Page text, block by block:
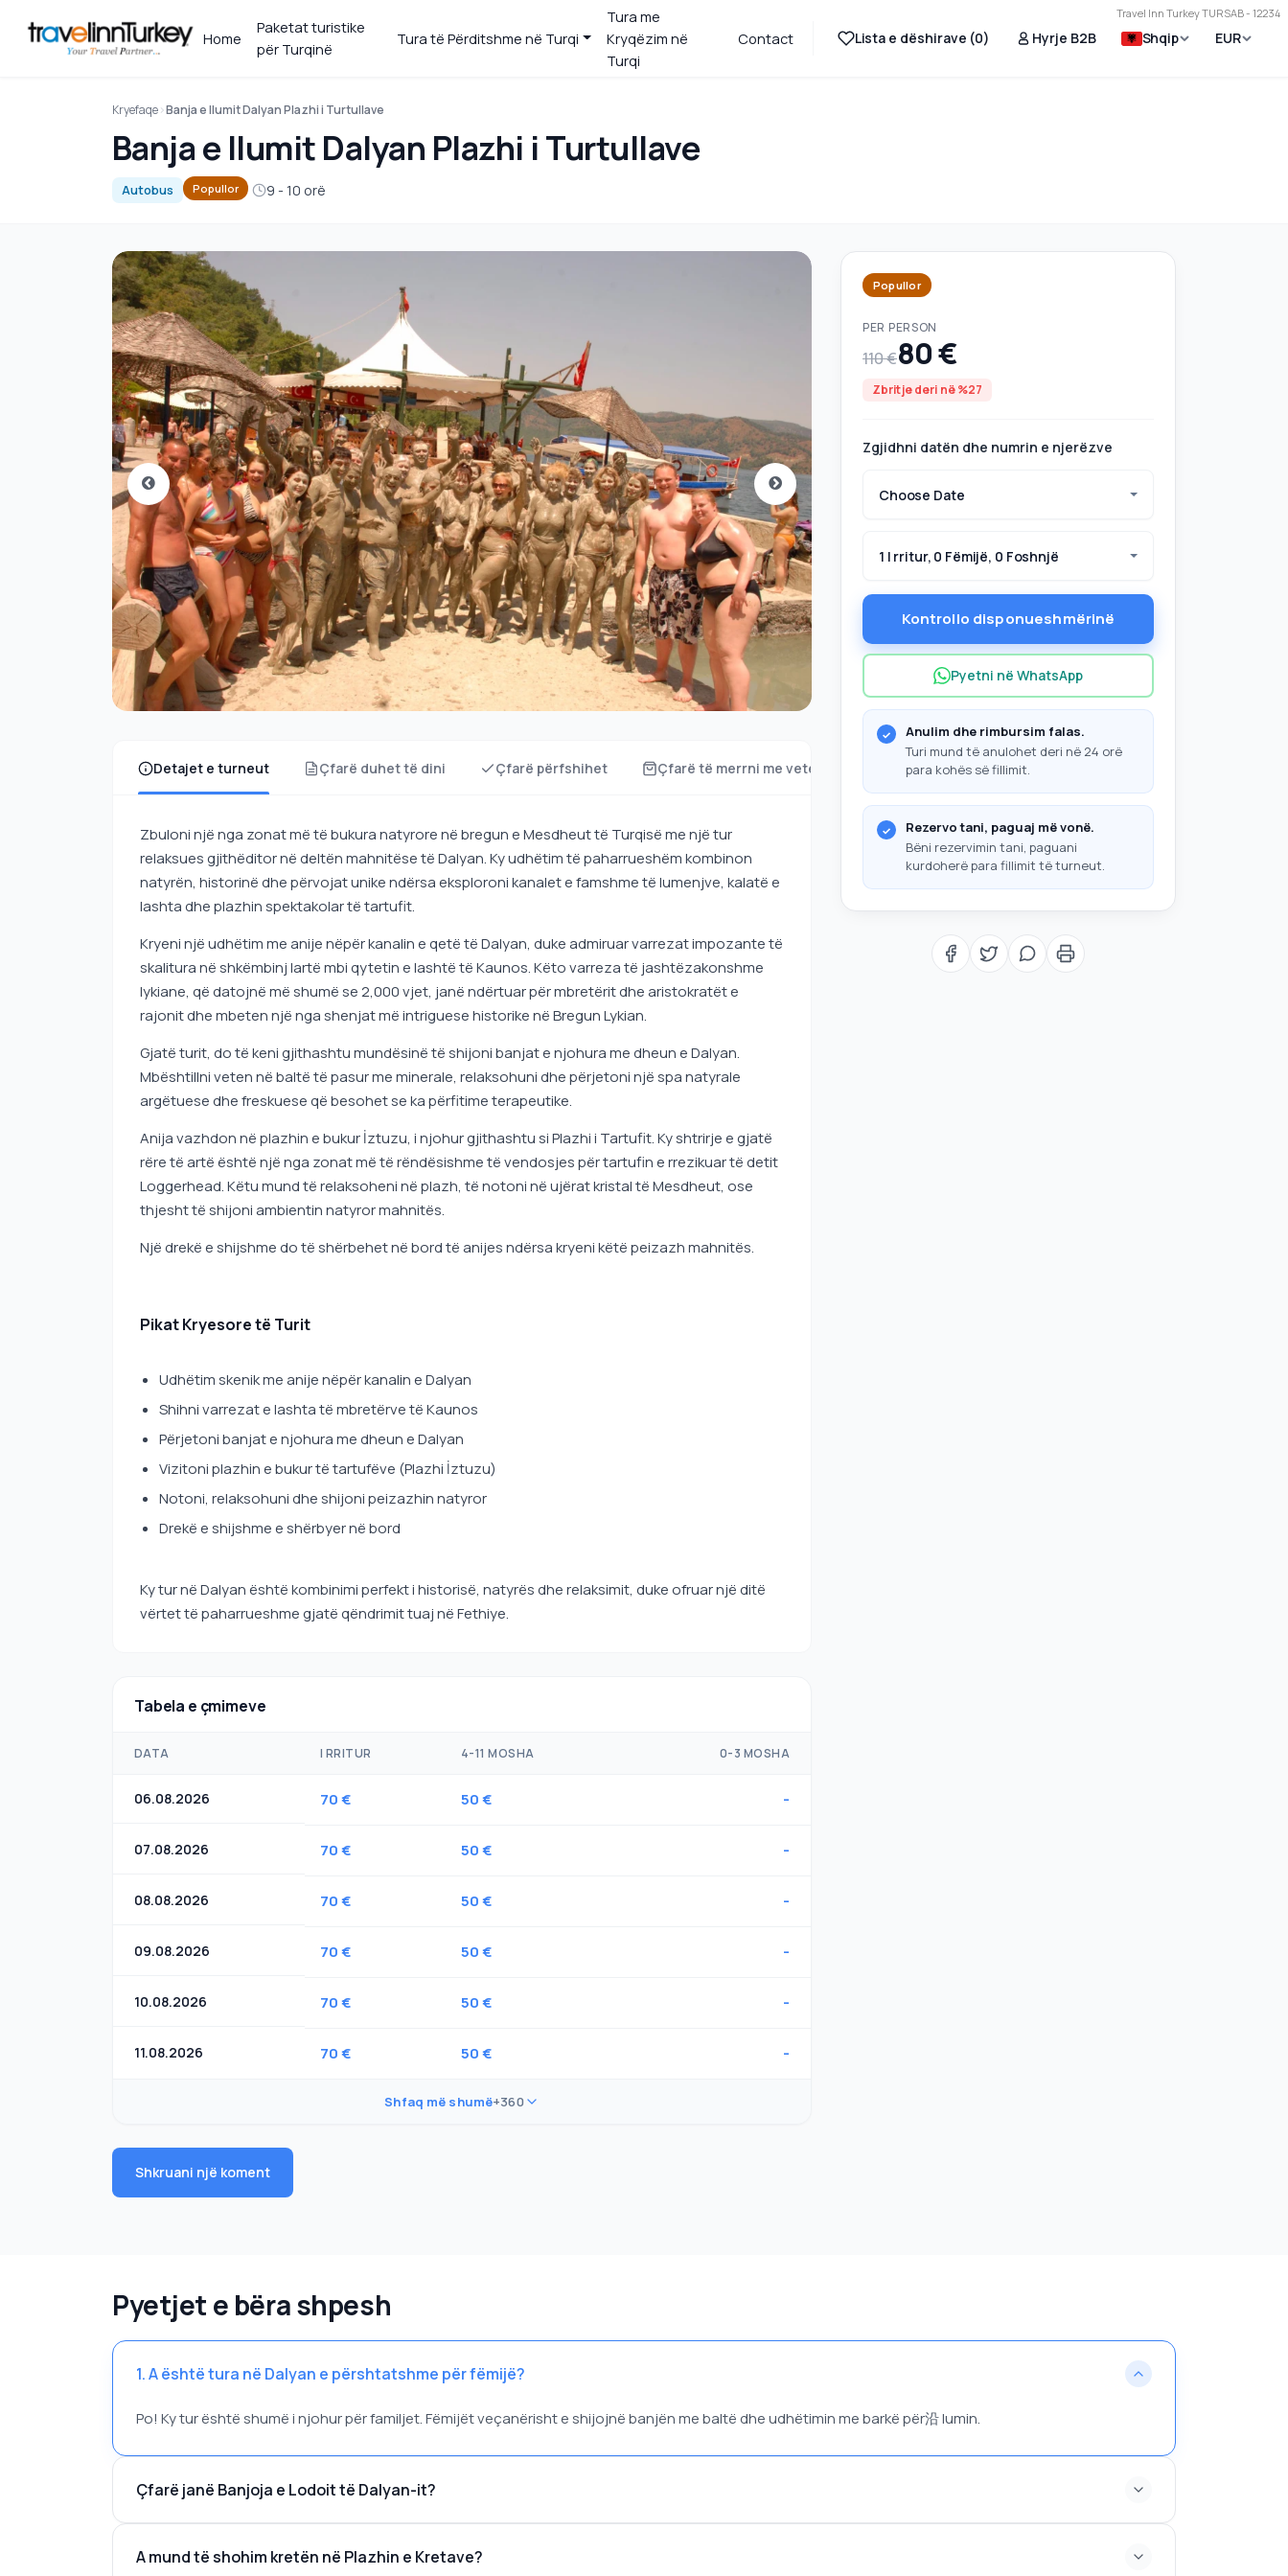
Travel Inn Turkey TURSAB - 12234
Home
Paketat turistike
për Turqinë
Tura të Përditshme në Turqi
Tura me
Kryqëzim në
Turqi
Contact Lista e dëshirave (0) Hyrje B2B Shqip EUR
Kryefaqe Banja e llumit Dalyan Plazhi i Turtullave
Banja e llumit Dalyan Plazhi i Turtullave
Autobus Popullor 9 - 10 orë
Detajet e turneut Çfarë duhet të dini Çfarë përfshihet Çfarë të merrni me vete?
Zbuloni një nga zonat më të bukura natyrore në bregun e Mesdheut të Turqisë me një tur
relaksues gjithëditor në deltën mahnitëse të Dalyan. Ky udhëtim të paharrueshëm kombinon
natyrën, historinë dhe përvojat unike ndërsa eksploroni kanalet e famshme të lumenjve, kalatë e
lashta dhe plazhin spektakolar të tartufit.
Kryeni një udhëtim me anije nëpër kanalin e qetë të Dalyan, duke admiruar varrezat impozante të
skalitura në shkëmbinj lartë mbi qytetin e lashtë të Kaunos. Këto varreza të jashtëzakonshme
lykiane, që datojnë më shumë se 2,000 vjet, janë ndërtuar për mbretërit dhe aristokratët e
rajonit dhe mbeten një nga shenjat më intriguese historike në Bregun Lykian.
Gjatë turit, do të keni gjithashtu mundësinë të shijoni banjat e njohura me dheun e Dalyan.
Mbështillni veten në baltë të pasur me minerale, relaksohuni dhe përjetoni një spa natyrale
argëtuese dhe freskuese që besohet se ka përfitime terapeutike.
Anija vazhdon në plazhin e bukur İztuzu, i njohur gjithashtu si Plazhi i Tartufit. Ky shtrirje e gjatë
rëre të artë është një nga zonat më të rëndësishme të vendosjes për tartufin e rrezikuar të detit
Loggerhead. Këtu mund të relaksoheni në plazh, të notoni në ujërat kristal të Mesdheut, ose
thjesht të shijoni ambientin natyror mahnitës.
Një drekë e shijshme do të shërbehet në bord të anijes ndërsa kryeni këtë peizazh mahnitës.
Pikat Kryesore të Turit
Udhëtim skenik me anije nëpër kanalin e Dalyan
Shihni varrezat e lashta të mbretërve të Kaunos
Përjetoni banjat e njohura me dheun e Dalyan
Vizitoni plazhin e bukur të tartufëve (Plazhi İztuzu)
Notoni, relaksohuni dhe shijoni peizazhin natyror
Drekë e shijshme e shërbyer në bord
Ky tur në Dalyan është kombinimi perfekt i historisë, natyrës dhe relaksimit, duke ofruar një ditë
vërtet të paharrueshme gjatë qëndrimit tuaj në Fethiye.
Tabela e çmimeve
DATA I RRITUR 4-11 MOSHA 0-3 MOSHA
06.08.2026 70 € 50 € -
07.08.2026 70 € 50 € -
08.08.2026 70 € 50 € -
09.08.2026 70 € 50 € -
10.08.2026 70 € 50 € -
11.08.2026 70 € 50 € -
Shfaq më shumë+360
Shkruani një koment
Popullor
PER PERSON
110 €80 €
Zbritje deri në %27
Zgjidhni datën dhe numrin e njerëzve
Choose Date
1 I rritur, 0 Fëmijë, 0 Foshnjë
Kontrollo disponueshmërinë
Pyetni në WhatsApp
Anulim dhe rimbursim falas.
Turi mund të anulohet deri në 24 orë
para kohës së fillimit.
Rezervo tani, paguaj më vonë.
Bëni rezervimin tani, paguani
kurdoherë para fillimit të turneut.
Pyetjet e bëra shpesh
1. A është tura në Dalyan e përshtatshme për fëmijë?
Po! Ky tur është shumë i njohur për familjet. Fëmijët veçanërisht e shijojnë banjën me baltë dhe udhëtimin me barkë për沿 lumin.
Çfarë janë Banjoja e Lodoit të Dalyan-it?
A mund të shohim kretën në Plazhin e Kretave?